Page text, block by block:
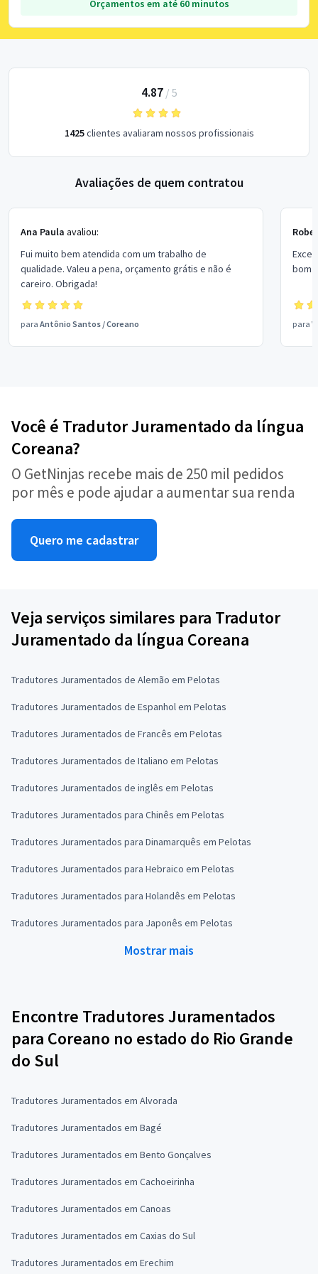
Orçamentos em até 60 minutos
4.87/ 5
1425clientes avaliaram nossos profissionais
Avaliações de quem contratou
Ana Paula avaliou:
Fui muito bem atendida com um trabalho de
qualidade. Valeu a pena, orçamento grátis e não é
careiro. Obrigada!
para Antônio Santos /Coreano
bom
para
Você é Tradutor Juramentado da língua
Coreana?
O GetNinjas recebe mais de 250 mil pedidos
por mês e pode ajudar a aumentar sua renda
Quero me cadastrar
Veja serviços similares para Tradutor
Juramentado da língua Coreana
Tradutores Juramentados de Alemão em Pelotas
Tradutores Juramentados de Espanhol em Pelotas
Tradutores Juramentados de Francês em Pelotas
Tradutores Juramentados de Italiano em Pelotas
Tradutores Juramentados de inglês em Pelotas
Tradutores Juramentados para Chinês em Pelotas
Tradutores Juramentados para Dinamarquês em Pelotas
Tradutores Juramentados para Hebraico em Pelotas
Tradutores Juramentados para Holandês em Pelotas
Tradutores Juramentados para Japonês em Pelotas
Mostrar mais
Encontre Tradutores Juramentados
para Coreano no estado do Rio Grande
do Sul
Tradutores Juramentados em Alvorada
Tradutores Juramentados em Bagé
Tradutores Juramentados em Bento Gonçalves
Tradutores Juramentados em Cachoeirinha
Tradutores Juramentados em Canoas
Tradutores Juramentados em Caxias do Sul
Tradutores Juramentados em Erechim